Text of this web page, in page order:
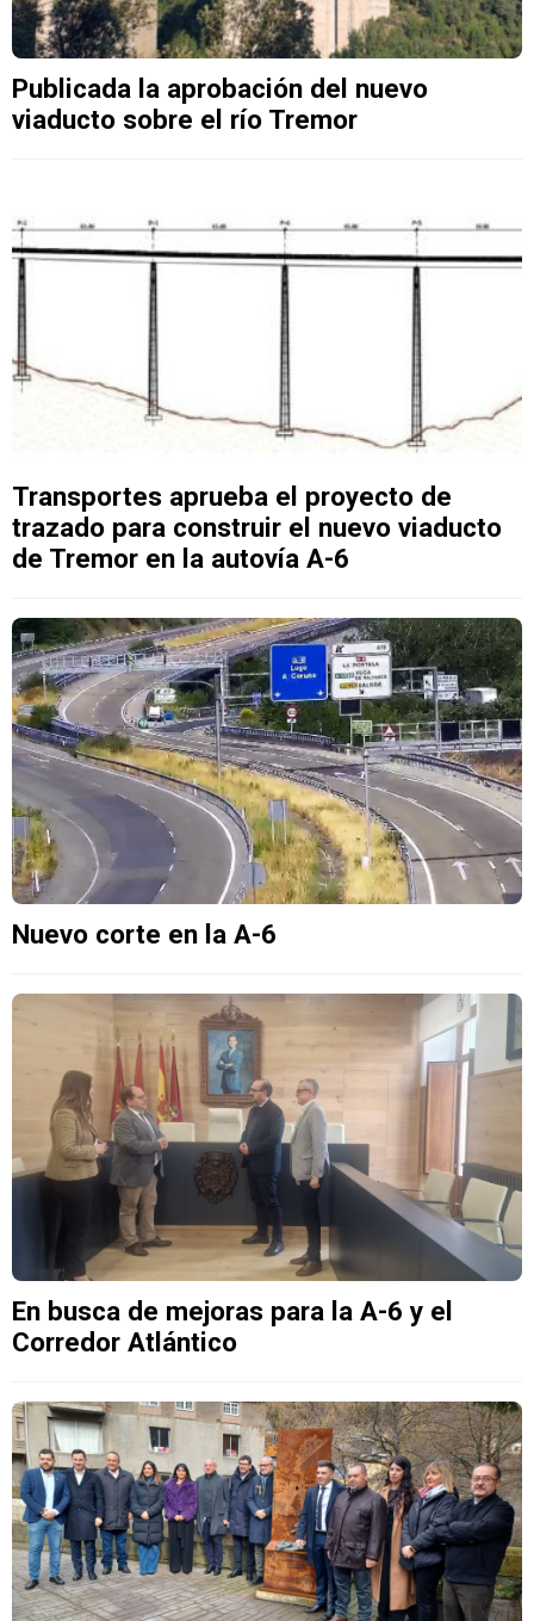
Publicada la aprobación del nuevo
viaducto sobre el río Tremor
Transportes aprueba el proyecto de
trazado para construir el nuevo viaducto
de Tremor en la autovía A-6
Nuevo corte en la A-6
En busca de mejoras para la A-6 y el
Corredor Atlántico